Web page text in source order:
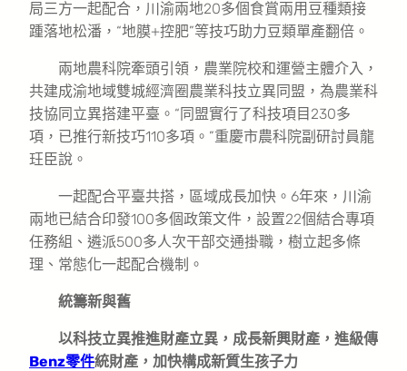
局三方一起配合，川渝兩地20多個食賞兩用豆種類接
踵落地松潘，“地膜+控肥”等技巧助力豆類單產翻倍。
兩地農科院牽頭引領，農業院校和運營主體介入，
共建成渝地域雙城經濟圈農業科技立異同盟，為農業科
技協同立異搭建平臺。“同盟實行了科技項目230多
項，已推行新技巧110多項。”重慶市農科院副研討員龍
玨臣說。
一起配合平臺共搭，區域成長加快。6年來，川渝
兩地已結合印發100多個政策文件，設置22個結合專項
任務組、遴派500多人次干部交通掛職，樹立起多條
理、常態化一起配合機制。
統籌新與舊
以科技立異推進財產立異，成長新興財產，進級傳
Benz零件統財產，加快構成新質生孩子力